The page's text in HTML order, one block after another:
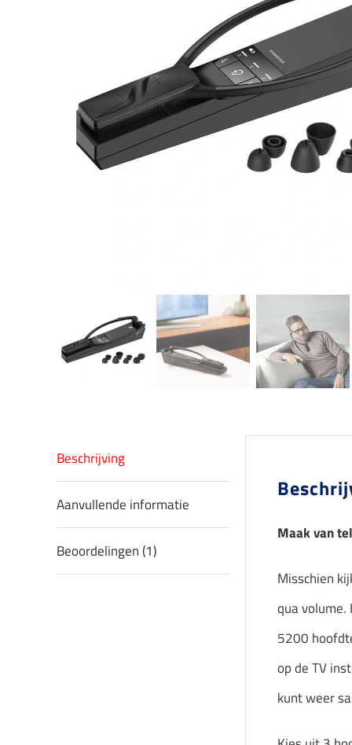
Beschrijving
Aanvullende informatie
Beoordelingen (1)
Maak van
Misschien
qua volume.
5200
op de TV
kunt weer